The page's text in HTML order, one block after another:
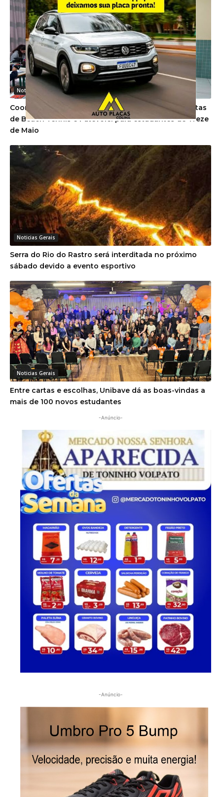
Noticias Gerais
Coorsel investe em projeto social com aulas gratuitas
de Beach Tennis e Futevôlei para estudantes de Treze
de Maio
Noticias Gerais
Serra do Rio do Rastro será interditada no próximo
sábado devido a evento esportivo
Noticias Gerais
Entre cartas e escolhas, Unibave dá as boas-vindas a
mais de 100 novos estudantes
-Anúncio-
-Anúncio-